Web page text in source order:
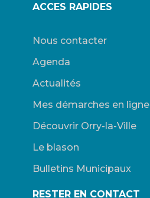
ACCES RAPIDES
Nous contacter
Agenda
Actualités
Mes démarches en ligne
Découvrir Orry-la-Ville
Le blason
Bulletins Municipaux
RESTER EN CONTACT